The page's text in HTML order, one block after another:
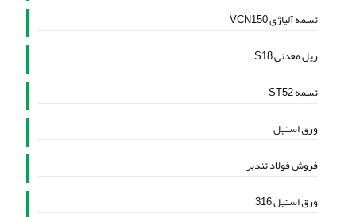
تسمه آلیاژی VCN150
ریل معدنی S18
تسمه ST52
ورق استیل
فروش فولاد تندبر
ورق استیل 316